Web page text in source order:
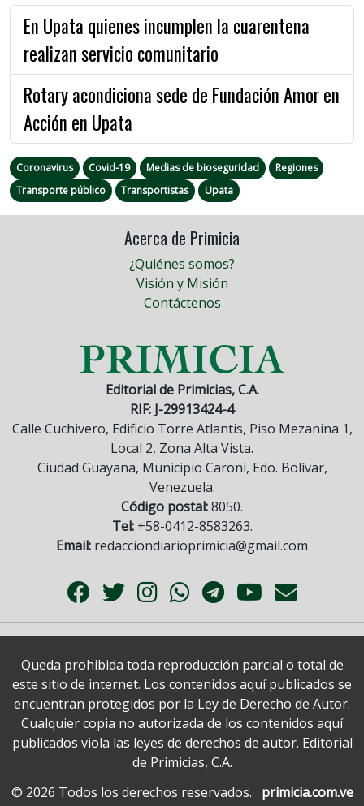
En Upata quienes incumplen la cuarentena
realizan servicio comunitario
Rotary acondiciona sede de Fundación Amor en
Acción en Upata
Coronavirus Covid-19 Medias de bioseguridad
Regiones
Transporte público
Transportistas Upata
Acerca de Primicia
¿Quiénes somos?
Visión y Misión
Contáctenos
Editorial de Primicias, C.A.
RIF: J-29913424-4
Calle Cuchivero, Edificio Torre Atlantis, Piso Mezanina 1,
Local 2, Zona Alta Vista.
Ciudad Guayana, Municipio Caroní, Edo. Bolívar,
Venezuela.
Código postal:8050.
Tel:+58-0412-8583263.
Email: redacciondiarioprimicia@gmail.com
Queda prohibida toda reproducción parcial o total de
este sitio de internet. Los contenidos aquí publicados se
encuentran protegidos por la Ley de Derecho de Autor.
Cualquier copia no autorizada de los contenidos aquí
publicados viola las leyes de derechos de autor. Editorial
de Primicias, C.A.
© 2026 Todos los derechos reservados.
primicia.com.ve